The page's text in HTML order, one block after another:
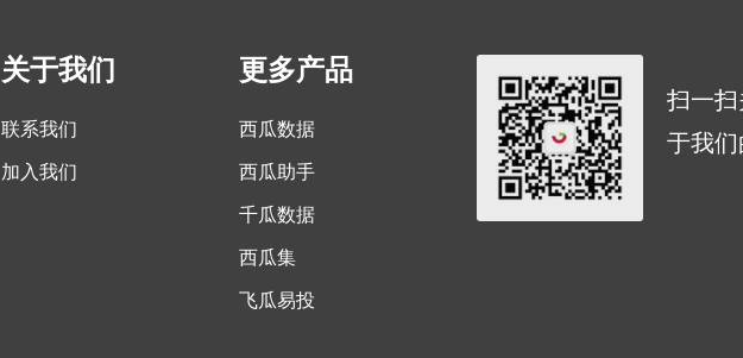
关于我们
联系我们
加入我们
更多产品
西瓜数据
西瓜助手
千瓜数据
西瓜集
飞瓜易投
扫一
于我